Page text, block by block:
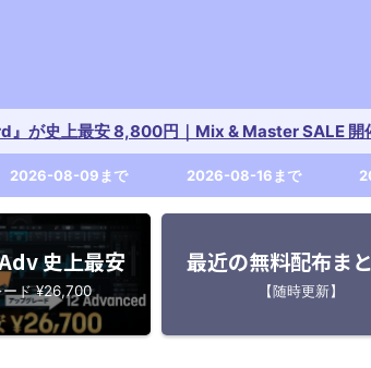
が史上最安 8,800円｜Mix & Master SALE 開
2026-08-09まで 2026-08-16まで
史上最安
ード ¥26,700
最近の無料配布ま
【随時更新】